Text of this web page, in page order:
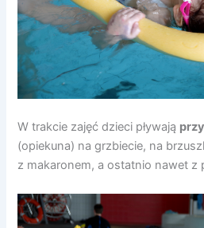
W trakcie zajęć dzieci pływają
(opiekuna) na grzbiecie, na
z makaronem, a ostatnio nawet z